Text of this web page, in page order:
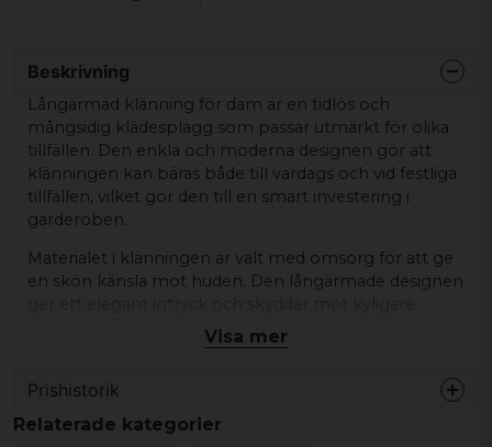
Beskrivning
Långärmad klänning för dam är en tidlös och
mångsidig klädesplagg som passar utmärkt för olika
tillfällen. Den enkla och moderna designen gör att
klänningen kan bäras både till vardags och vid festliga
tillfällen, vilket gör den till en smart investering i
garderoben.
Materialet i klänningen är valt med omsorg för att ge
en skön känsla mot huden. Den långärmade designen
väder, vilket gör den idealisk för vår- och
höstsäsongen. Klänningen kan enkelt stylas med olika
En annan fördel med denna klänning är dess
lättskötta egenskaper. Den tål maskintvätt och
Visa mer
Prishistorik
Relaterade kategorier